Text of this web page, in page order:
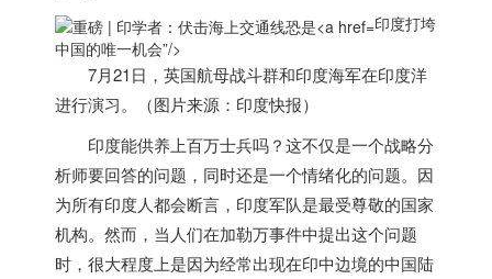
印度打垮
中国的唯一机会”/>
7月21日，英国航母战斗群和印度海军在印度洋
进行演习。（图片来源： 印度快报）
印度能供养上百万士兵吗？这不仅是一个战略分
析师要回答的问题，同时还是一个情绪化的问题。因
为所有印度人都会断言， 印度军队是最受尊敬的国家
机构。然而，当人们在加勒万事件中提出这个问题
时，很大程度上是因为经常出现在印中边境的中国陆